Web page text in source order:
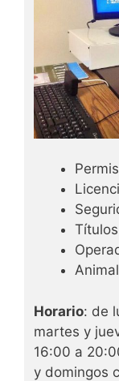
Horario: de
martes y
16:00 a
y domingos